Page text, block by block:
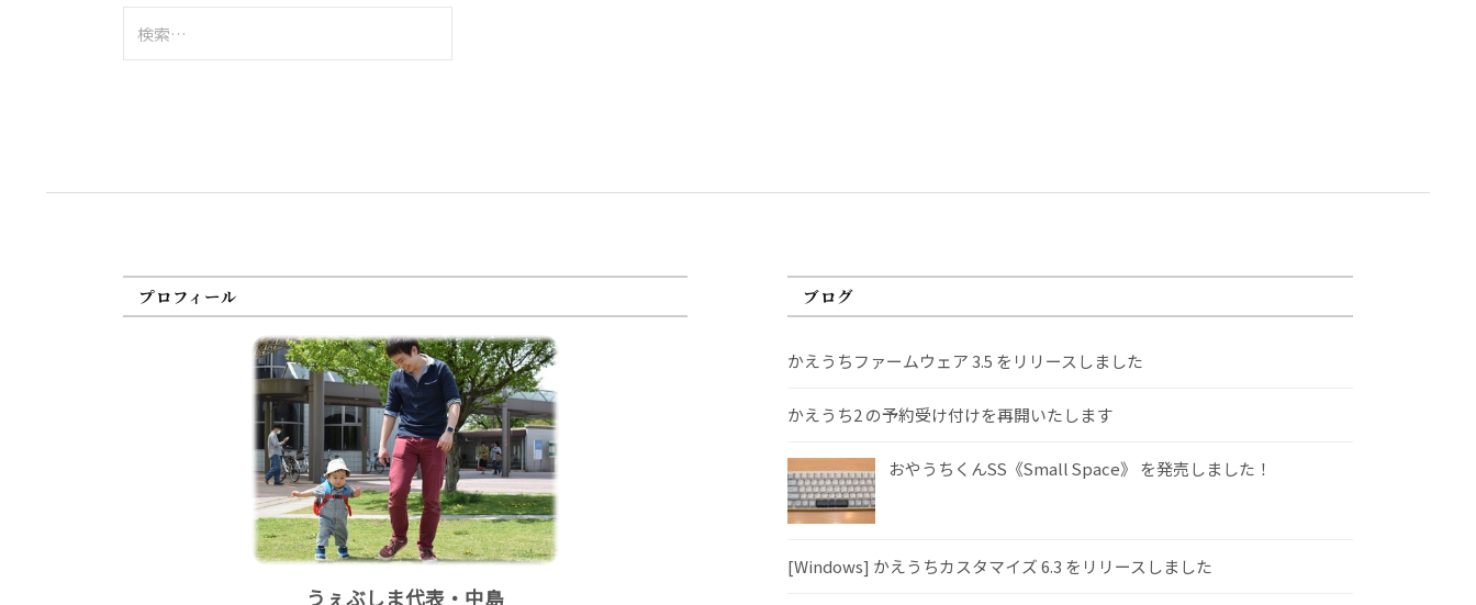
索:
プロフィール
うぇぶしま代表・中島
ブログ
かえうちファームウェア 3.5 をリリースしました
かえうち2 の予約受け付けを再開いたします
おやうちくんSS《Small Space》 を発売しました！
[Windows] かえうちカスタマイズ 6.3 をリリースしました